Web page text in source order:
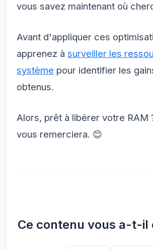
vous savez maintenant où
Avant d'appliquer ces
apprenez à surveiller les
système pour identifier les
obtenus.
Alors, prêt à libérer votre RAM
vous remerciera. 😊
Ce contenu vous a-t-il